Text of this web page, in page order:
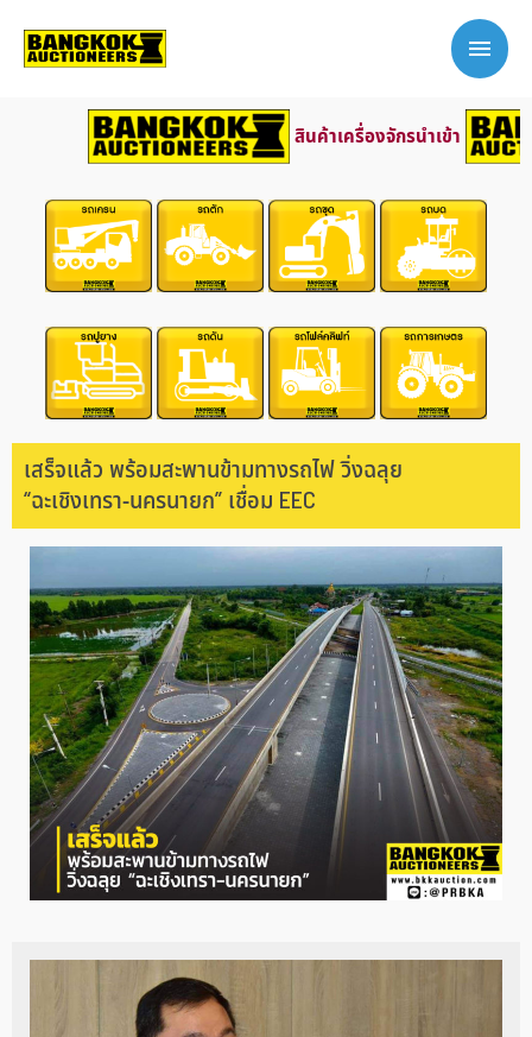
สินค้าเครื่องจักรนำเข้า
เสร็จแล้ว พร้อมสะพานข้ามทางรถไฟ วิ่งฉลุย
“ฉะเชิงเทรา-นครนายก” เชื่อม EEC